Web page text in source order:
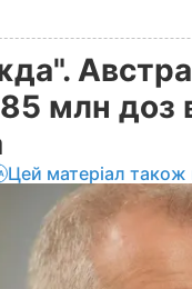
млн доз
Цей матеріал